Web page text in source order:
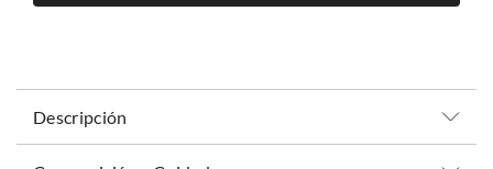
Descripción